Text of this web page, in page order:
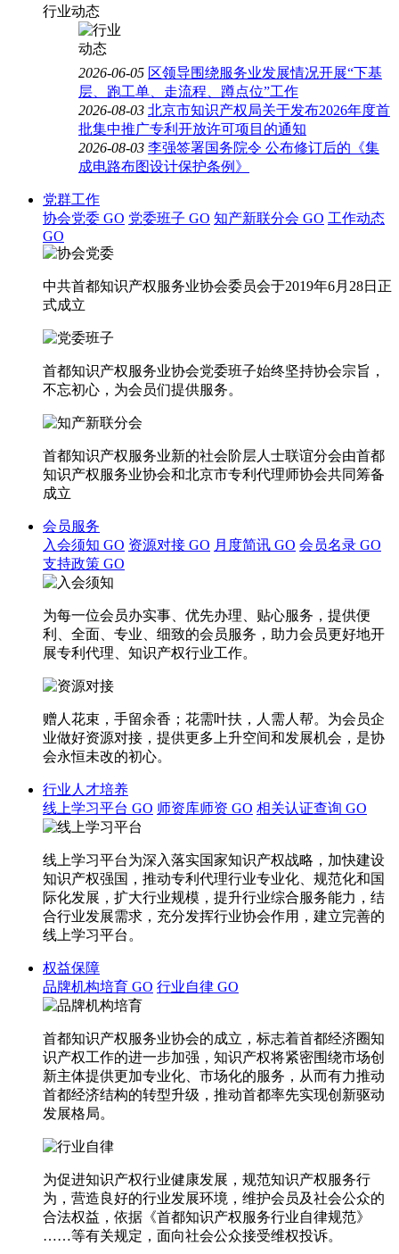
行业动态
2026-06-05 区领导围绕服务业发展情况开展“下基
层、跑工单、走流程、蹲点位”工作
2026-08-03 北京市知识产权局关于发布2026年度首
批集中推广专利开放许可项目的通知
2026-08-03 李强签署国务院令 公布修订后的《集
成电路布图设计保护条例》
党群工作
协会党委 GO 党委班子 GO 知产新联分会 GO 工作动态
GO
中共首都知识产权服务业协会委员会于2019年6月28日正
式成立
首都知识产权服务业协会党委班子始终坚持协会宗旨，
不忘初心，为会员们提供服务。
首都知识产权服务业新的社会阶层人士联谊分会由首都
知识产权服务业协会和北京市专利代理师协会共同筹备
成立
会员服务
入会须知 GO 资源对接 GO 月度简讯 GO 会员名录 GO
支持政策 GO
为每一位会员办实事、优先办理、贴心服务，提供便
利、全面、专业、细致的会员服务，助力会员更好地开
展专利代理、知识产权行业工作。
赠人花束，手留余香；花需叶扶，人需人帮。为会员企
业做好资源对接，提供更多上升空间和发展机会，是协
会永恒未改的初心。
行业人才培养
线上学习平台 GO 师资库师资 GO 相关认证查询 GO
线上学习平台为深入落实国家知识产权战略，加快建设
知识产权强国，推动专利代理行业专业化、规范化和国
际化发展，扩大行业规模，提升行业综合服务能力，结
合行业发展需求，充分发挥行业协会作用，建立完善的
线上学习平台。
权益保障
品牌机构培育 GO 行业自律 GO
首都知识产权服务业协会的成立，标志着首都经济圈知
识产权工作的进一步加强，知识产权将紧密围绕市场创
新主体提供更加专业化、市场化的服务，从而有力推动
首都经济结构的转型升级，推动首都率先实现创新驱动
发展格局。
为促进知识产权行业健康发展，规范知识产权服务行
为，营造良好的行业发展环境，维护会员及社会公众的
合法权益，依据《首都知识产权服务行业自律规范》
……等有关规定，面向社会公众接受维权投诉。